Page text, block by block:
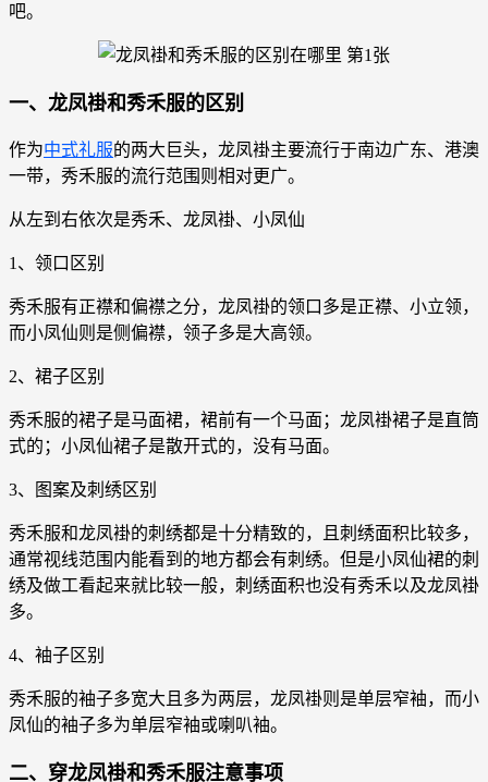
吧。
一、龙凤褂和秀禾服的区别
作为中式礼服的两大巨头，龙凤褂主要流行于南边广东、港澳
一带，秀禾服的流行范围则相对更广。
从左到右依次是秀禾、龙凤褂、小凤仙
1、领口区别
秀禾服有正襟和偏襟之分，龙凤褂的领口多是正襟、小立领，
而小凤仙则是侧偏襟，领子多是大高领。
2、裙子区别
秀禾服的裙子是马面裙，裙前有一个马面；龙凤褂裙子是直筒
式的；小凤仙裙子是散开式的，没有马面。
3、图案及刺绣区别
秀禾服和龙凤褂的刺绣都是十分精致的，且刺绣面积比较多，
通常视线范围内能看到的地方都会有刺绣。但是小凤仙裙的刺
绣及做工看起来就比较一般，刺绣面积也没有秀禾以及龙凤褂
多。
4、袖子区别
秀禾服的袖子多宽大且多为两层，龙凤褂则是单层窄袖，而小
凤仙的袖子多为单层窄袖或喇叭袖。
二、穿龙凤褂和秀禾服注意事项